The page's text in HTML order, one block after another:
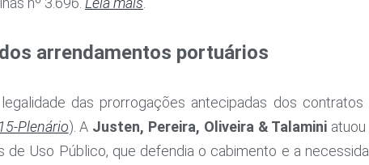
arrendamentos portuários
das prorrogações antecipadas dos contratos
Plenário). A Justen, Pereira, Oliveira & Talamini atuou
de Uso Público, que defendia o cabimento e a